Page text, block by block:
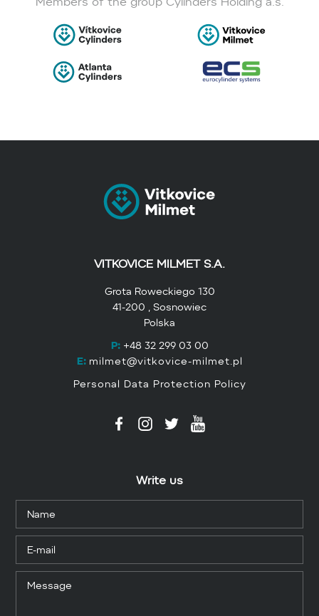
VITKOVICE MILMET S.A.
Grota Roweckiego 130
41-200 , Sosnowiec
Polska
P: +48 32 299 03 00
E: milmet@vitkovice-milmet.pl
Personal Data Protection Policy
Write us